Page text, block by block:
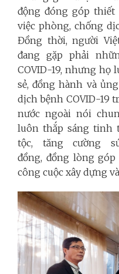
động đóng góp
việc phòng, chống
Đồng thời, người
đang gặp phải
COVID-19, nhưng họ
sẻ, đồng hành và
dịch bệnh COVID-19
nước ngoài nói
luôn thắp sáng tinh
tộc, tăng cường
đồng, đồng lòng
công cuộc xây dựng